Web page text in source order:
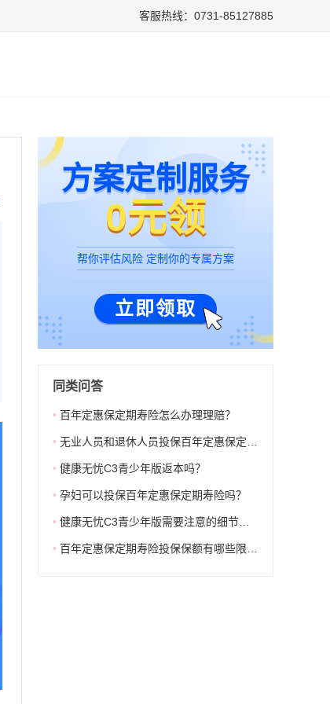
客服热线：0731-85127885
方案定制服务
0元领
帮你评估风险 定制你的专属方案
立即领取
同类问答
• 百年定惠保定期寿险怎么办理理赔？
• 无业人员和退休人员投保百年定惠保定期寿险有限制吗？
• 健康无忧C3青少年版返本吗？
• 孕妇可以投保百年定惠保定期寿险吗？
• 健康无忧C3青少年版需要注意的细节是什么？
• 百年定惠保定期寿险投保保额有哪些限制？